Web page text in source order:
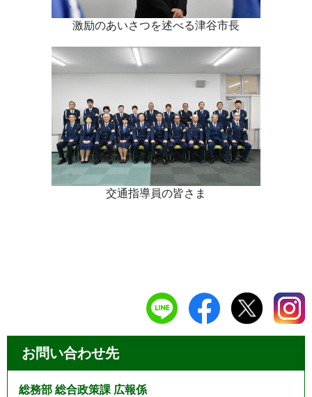
激励のあいさつを述べる津谷市長
交通指導員の皆さま
お問い合わせ先
総務部 総合政策課 広報係